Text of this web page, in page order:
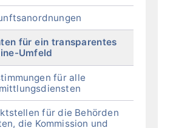
für ein transparentes
Umfeld
für alle
für die Behörden
die Kommission und